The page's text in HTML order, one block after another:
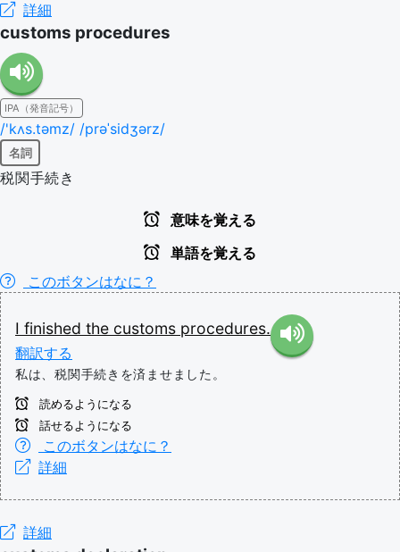
詳細
customs procedures
IPA（発音記号）
/'kʌs.təmz/ /prəˈsidʒərz/
名詞
税関手続き
意味を覚える
単語を覚える
このボタンはなに？
I finished the customs procedures.
翻訳する
私は、税関手続きを済ませました。
読めるようになる
話せるようになる
このボタンはなに？
詳細
詳細